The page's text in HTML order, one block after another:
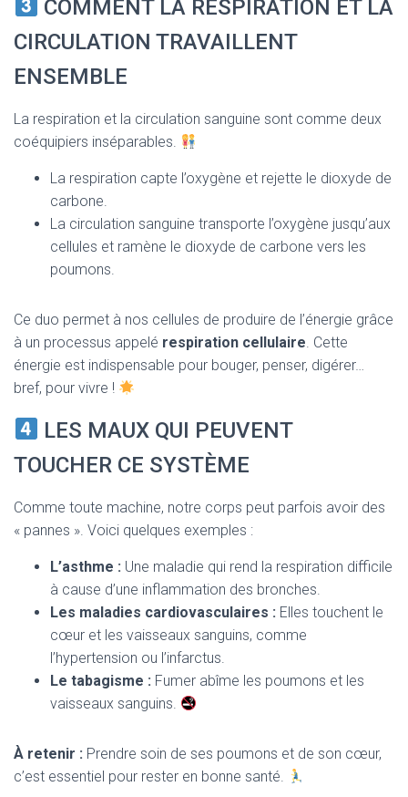
COMMENT LA RESPIRATION ET LA
CIRCULATION TRAVAILLENT
ENSEMBLE
La respiration et la circulation sanguine sont comme deux
coéquipiers inséparables.
La respiration capte l’oxygène et rejette le dioxyde de
carbone.
La circulation sanguine transporte l’oxygène jusqu’aux
cellules et ramène le dioxyde de carbone vers les
poumons.
Ce duo permet à nos cellules de produire de l’énergie grâce
à un processus appelé respiration cellulaire. Cette
énergie est indispensable pour bouger, penser, digérer…
bref, pour vivre !
LES MAUX QUI PEUVENT
TOUCHER CE SYSTÈME
Comme toute machine, notre corps peut parfois avoir des
« pannes ». Voici quelques exemples :
L’asthme : Une maladie qui rend la respiration difficile
à cause d’une inflammation des bronches.
Les maladies cardiovasculaires : Elles touchent le
cœur et les vaisseaux sanguins, comme
l’hypertension ou l’infarctus.
Le tabagisme : Fumer abîme les poumons et les
vaisseaux sanguins.
À retenir : Prendre soin de ses poumons et de son cœur,
c’est essentiel pour rester en bonne santé.